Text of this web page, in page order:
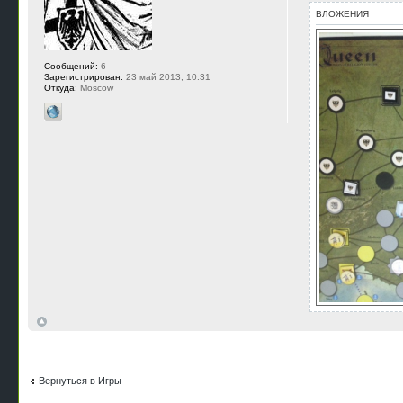
ВЛОЖЕНИЯ
Сообщений: 6
Зарегистрирован: 23 май 2013, 10:31
Откуда: Moscow
Вернуться в Игры